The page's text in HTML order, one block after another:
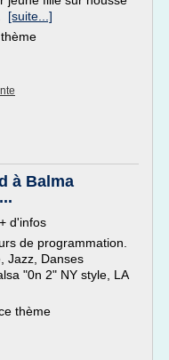
[suite...]
à Balma
d'infos
de programmation.
Jazz, Danses
"0n 2" NY style, LA
thème